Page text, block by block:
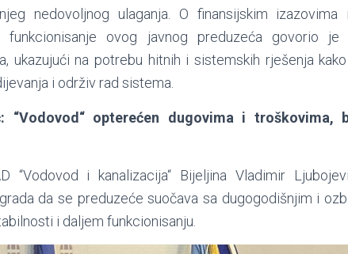
nedovoljnog ulaganja. O finansijskim
funkcionisanje ovog javnog preduzeća govorio
ukazujući na potrebu hitnih i sistemskih rješenja
i održiv rad sistema.
“Vodovod“ opterećen dugovima i troškovima,
“Vodovod i kanalizacija“ Bijeljina Vladimir
da se preduzeće suočava sa dugogodišnjim i
i daljem funkcionisanju.